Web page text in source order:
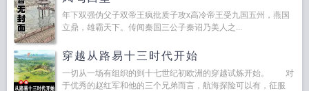
年下双强伪父子双帝王疯批质子攻x高冷帝王受九国五州，燕国
立鼎，雄霸天下。传闻秦国三公子秦诏乃美人之...
穿越从路易十三时代开始
一切从一场有组织的到十七世纪初欧洲的穿越试炼开始。 对
于优秀的赵红军和他的三个兄弟而言，航海探险可以有，征服